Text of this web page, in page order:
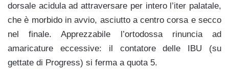
dorsale acidula ad attraversare per intero l’iter palatale,
che è morbido in avvio, asciutto a centro corsa e secco
nel finale. Apprezzabile l’ortodossa rinuncia ad
amaricature eccessive: il contatore delle IBU (su
gettate di Progress) si ferma a quota 5.